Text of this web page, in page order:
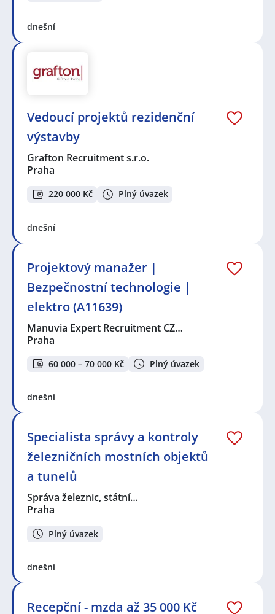
dnešní
Vedoucí projektů rezidenční
výstavby
Grafton Recruitment s.r.o.
Praha
220 000 Kč Plný úvazek
dnešní
Projektový manažer |
Bezpečnostní technologie |
elektro (A11639)
Manuvia Expert Recruitment CZ…
Praha
60 000 – 70 000 Kč Plný úvazek
dnešní
Specialista správy a kontroly
železničních mostních objektů
a tunelů
Správa železnic, státní…
Praha
Plný úvazek
dnešní
Recepční - mzda až 35 000 Kč